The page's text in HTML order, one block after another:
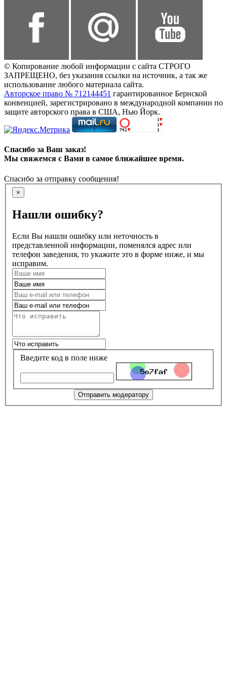
© Копирование любой информации с сайта СТРОГО
ЗАПРЕЩЕНО, без указания ссылки на источник, а так же
использование любого материала сайта.
Авторское право № 712144451 гарантированное Бернской
конвенцией, зарегистрировано в международной компании по
защите авторского права в США, Нью Йорк.
Спасибо за Ваш заказ!
Мы свяжемся с Вами в самое ближайшее время.
Спасибо за отправку сообщения!
×
Нашли ошибку?
Если Вы нашли ошибку или неточность в
представленной информации, поменялся адрес или
телефон заведения, то укажите это в форме ниже, и мы
исправим.
Введите код в поле ниже
Отправить модератору